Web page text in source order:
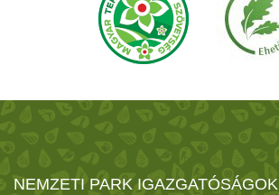
NEMZETI PARK IGAZGATÓSÁGOK